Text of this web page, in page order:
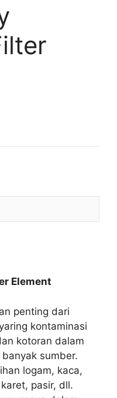
Element
penting dari
kontaminasi
kotoran dalam
sumber.
logam, kaca,
pasir, dll.